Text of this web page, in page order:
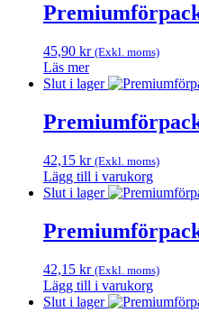
kan
väljas
på
produktsidan
45,90 kr (Exkl. moms)
Läs mer
Slut i lager
42,15 kr (Exkl. moms)
Lägg till i varukorg
Slut i lager
42,15 kr (Exkl. moms)
Lägg till i varukorg
Slut i lager